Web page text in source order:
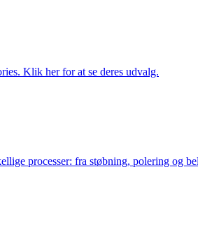
Klik her for at se deres udvalg.
processer: fra støbning, polering